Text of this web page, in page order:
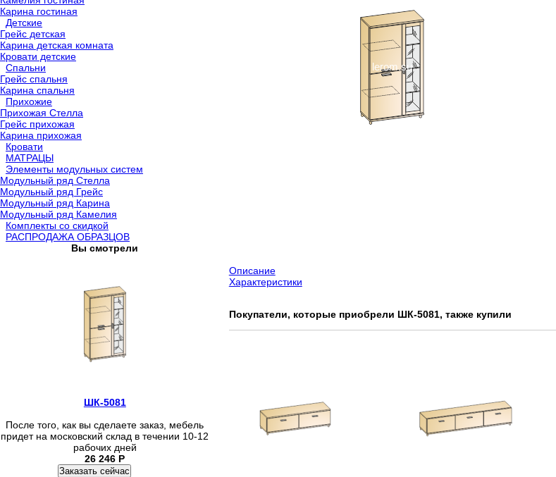
Карина гостиная
Детские
Грейс детская
Карина детская комната
Кровати детские
Спальни
Грейс спальня
Карина спальня
Прихожие
Прихожая Стелла
Грейс прихожая
Карина прихожая
Кровати
МАТРАЦЫ
Элементы модульных систем
Модульный ряд Стелла
Модульный ряд Грейс
Модульный ряд Карина
Модульный ряд Камелия
Комплекты со скидкой
РАСПРОДАЖА ОБРАЗЦОВ
Вы смотрели
ШК-5081
После того, как вы сделаете заказ, мебель
придет на московский склад в течении 10-12
рабочих дней
26 246 Р
Заказать сейчас
Описание
Характеристики
Покупатели, которые приобрели ШК-5081, также купили